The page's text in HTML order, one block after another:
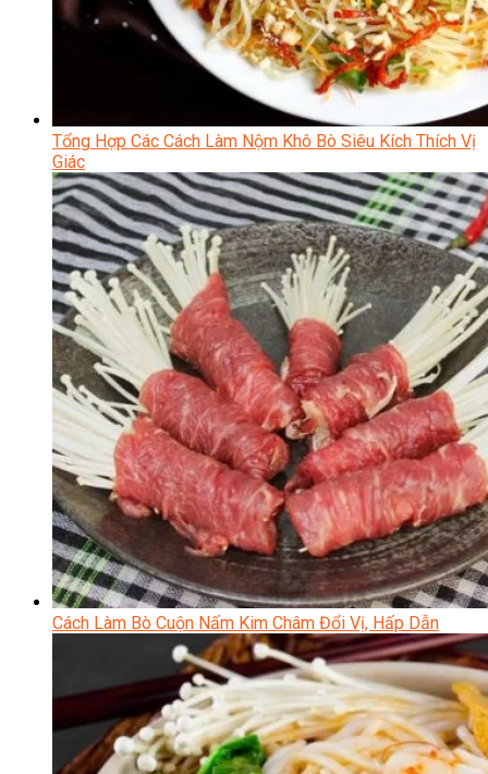
Tổng Hợp Các Cách Làm Nộm Khô Bò Siêu Kích Thích Vị
Giác
Cách Làm Bò Cuộn Nấm Kim Châm Đổi Vị, Hấp Dẫn